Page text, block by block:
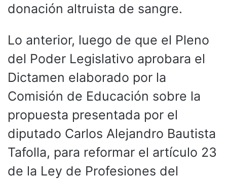
donación altruista de sangre.
Lo anterior, luego de que el Pleno
del Poder Legislativo aprobara el
Dictamen elaborado por la
Comisión de Educación sobre la
propuesta presentada por el
diputado Carlos Alejandro Bautista
Tafolla, para reformar el artículo 23
de la Ley de Profesiones del